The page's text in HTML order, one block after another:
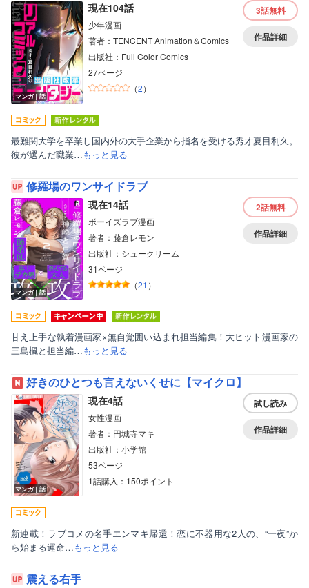
マンガ｜話
現在104話
少年漫画
著者：TENCENT Animation＆Comics
出版社：Full Color Comics
27ページ
（2）
3話無料
作品詳細
最難関大学を卒業し国内外の大手企業から指名を受ける秀才夏目利久。
彼が選んだ職業…もっと見る
修羅場のワンサイドラブ
マンガ｜話
現在14話
ボーイズラブ漫画
著者：藤倉レモン
出版社：シュークリーム
31ページ
（21 ）
2話無料
作品詳細
甘え上手な執着漫画家×無自覚囲い込まれ担当編集！大ヒット漫画家の
三島楓と担当編…もっと見る
好きのひとつも言えないくせに【マイクロ】
マンガ｜話
現在4話
女性漫画
著者：円城寺マキ
出版社：小学館
53ページ
1話購入：150ポイント
試し読み
作品詳細
新連載！ラブコメの名手エンマキ帰還！恋に不器用な2人の、“一夜”か
ら始まる運命…もっと見る
震える右手
ボーイズラブ
ティーンズラブ
美女・美少女
女性写真集